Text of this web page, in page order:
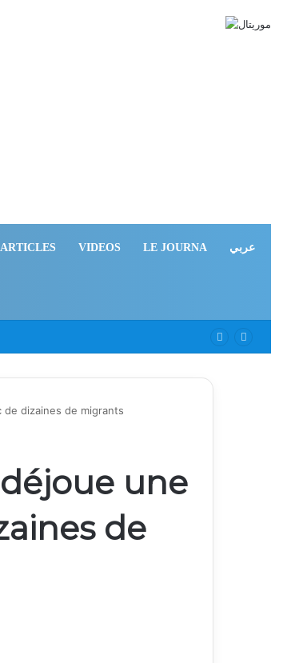
ARTICLES VIDEOS LE JOURNA عربي
dizaines de migrants
une
de